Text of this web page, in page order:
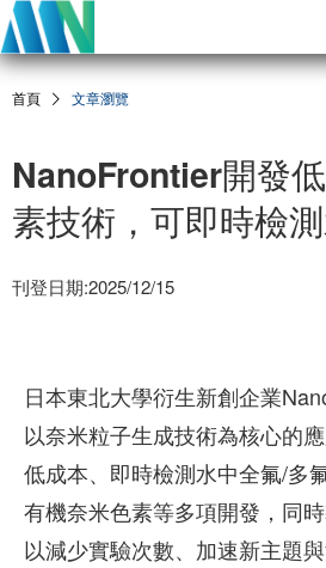
首頁 文章瀏覽
NanoFrontier開發
素技術，可即時檢
刊登日期:2025/12/15
日本東北大學衍生新創企業
以奈米粒子生成技術為核心的
低成本、即時檢測水中全氟/多
有機奈米色素等多項開發，同
以減少實驗次數、加速新主題與